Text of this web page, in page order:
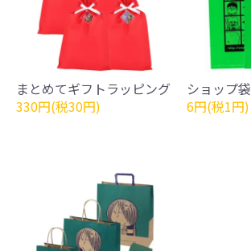
まとめてギフトラッピング
330円(税30円)
ショップ袋
6円(税1円)